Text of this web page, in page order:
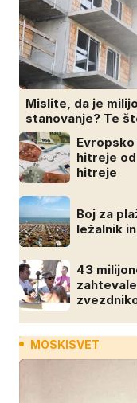
Mislite, da je
stanovanje? Te
hitreje
hitreje
Boj za
ležalnik
43
MOSKISVET